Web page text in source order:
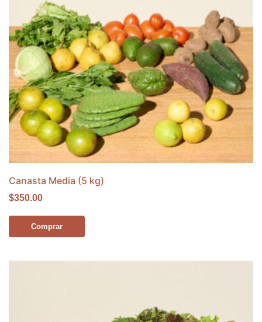
Canasta Media (5 kg)
$350.00
Comprar